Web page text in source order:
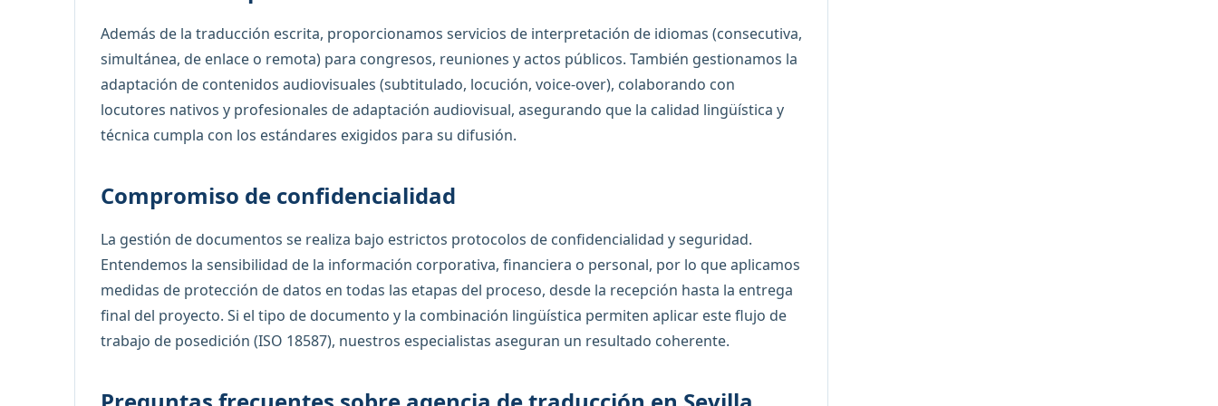
Además de la traducción escrita, proporcionamos servicios de interpretación de idiomas (consecutiva,
simultánea, de enlace o remota) para congresos, reuniones y actos públicos. También gestionamos la
adaptación de contenidos audiovisuales (subtitulado, locución, voice-over), colaborando con
locutores nativos y profesionales de adaptación audiovisual, asegurando que la calidad lingüística y
técnica cumpla con los estándares exigidos para su difusión.
Compromiso de confidencialidad
La gestión de documentos se realiza bajo estrictos protocolos de confidencialidad y seguridad.
Entendemos la sensibilidad de la información corporativa, financiera o personal, por lo que aplicamos
medidas de protección de datos en todas las etapas del proceso, desde la recepción hasta la entrega
final del proyecto. Si el tipo de documento y la combinación lingüística permiten aplicar este flujo de
trabajo de posedición (ISO 18587), nuestros especialistas aseguran un resultado coherente.